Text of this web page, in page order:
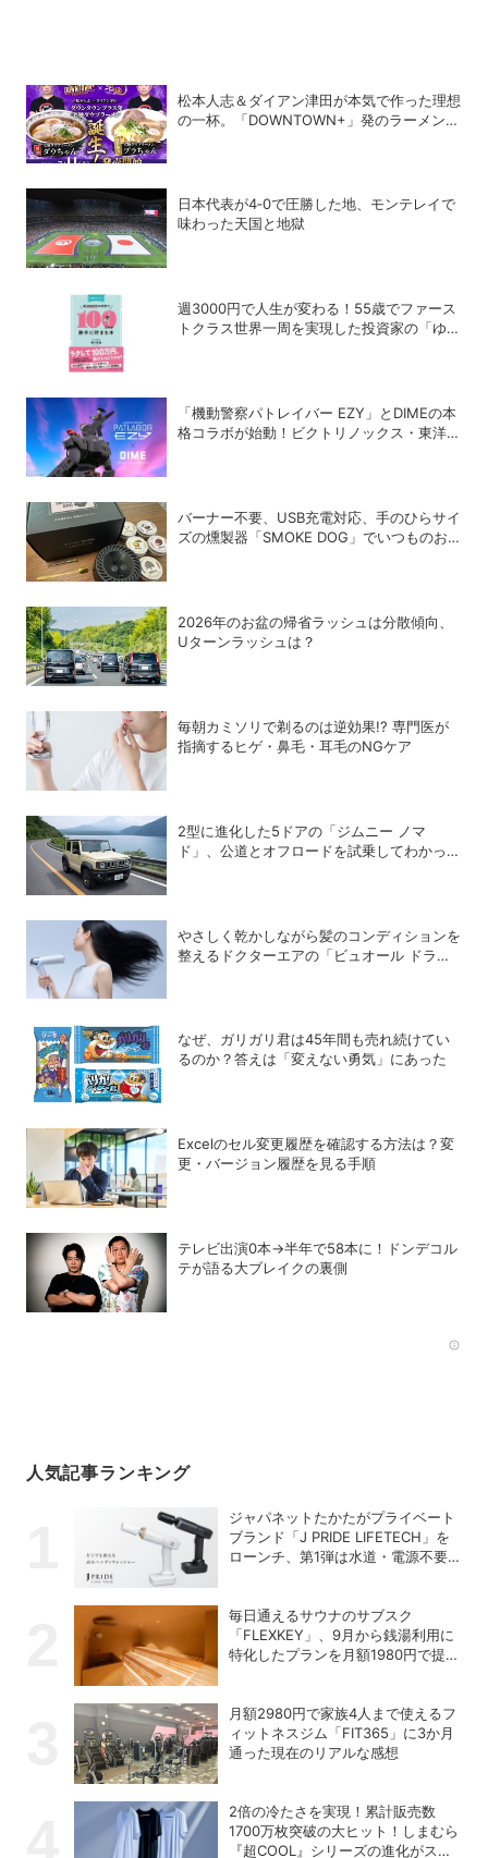
松本人志＆ダイアン津田が本気で作った理想
の一杯。「DOWNTOWN+」発のラーメンを
日本代表が4‐0で圧勝した地、モンテレイで
味わった天国と地獄
週3000円で人生が変わる！55歳でファース
トクラス世界一周を実現した投資家の「ゆる
「機動警察パトレイバー EZY」とDIMEの本
格コラボが始動！ビクトリノックス・東洋ス
バーナー不要、USB充電対応、手のひらサイ
ズの燻製器「SMOKE DOG」でいつものお
2026年のお盆の帰省ラッシュは分散傾向、
Uターンラッシュは？
毎朝カミソリで剃るのは逆効果!? 専門医が
指摘するヒゲ・鼻毛・耳毛のNGケア
2型に進化した5ドアの「ジムニー ノマ
ド」、公道とオフロードを試乗してわかった
やさしく乾かしながら髪のコンディションを
整えるドクターエアの「ビュオール ドライ
なぜ、ガリガリ君は45年間も売れ続けてい
るのか？答えは「変えない勇気」にあった
Excelのセル変更履歴を確認する方法は？変
更・バージョン履歴を見る手順
テレビ出演0本→半年で58本に！ドンデコル
テが語る大ブレイクの裏側
人気記事ランキング
ジャパネットたかたがプライベート
ブランド「J PRIDE LIFETECH」を
ローンチ、第1弾は水道・電源不要
毎日通えるサウナのサブスク
「FLEXKEY」、9月から銭湯利用に
特化したプランを月額1980円で提供
月額2980円で家族4人まで使えるフ
ィットネスジム「FIT365」に3か月
通った現在のリアルな感想
2倍の冷たさを実現！累計販売数
1700万枚突破の大ヒット！しまむら
『超COOL』シリーズの進化がスゴ